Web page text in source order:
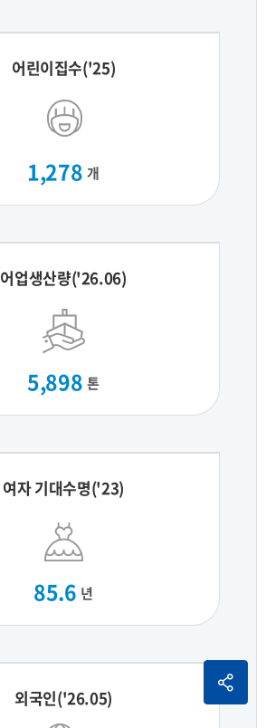
어린이집수('25)
1,278 개
어업생산량('26.06)
5,898 톤
여자 기대수명('23)
85.6 년
외국인('26.05)